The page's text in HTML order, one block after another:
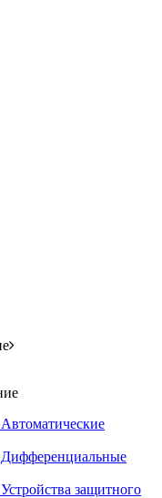
Автоматические
Дифференциальные
Устройства защитного